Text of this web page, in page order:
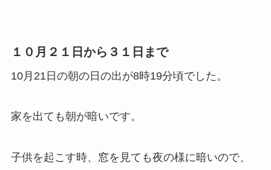
１０月２１日から３１日まで
10月21日の朝の日の出が8時19分頃でした。
家を出ても朝が暗いです。
子供を起こす時、窓を見ても夜の様に暗いので、